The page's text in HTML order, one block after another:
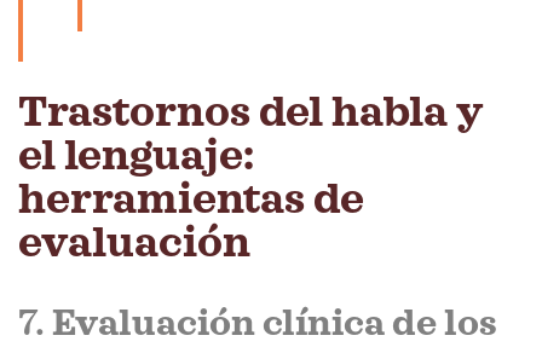
Trastornos del habla y
el lenguaje:
herramientas de
evaluación
7. Evaluación clínica de los